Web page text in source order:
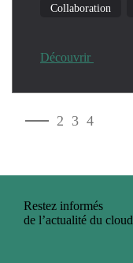
Collaboration
Découvrir
2 3 4
Restez informés
de l’actualité du cloud